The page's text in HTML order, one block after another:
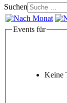
Suchen
Events für
Keine